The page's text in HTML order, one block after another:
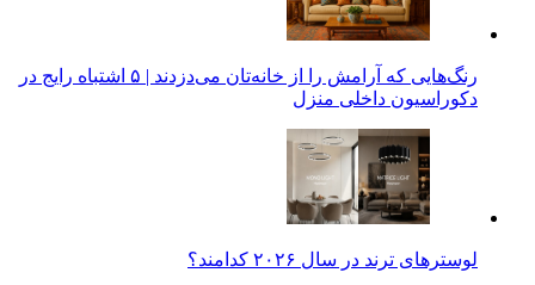
رنگ‌هایی که آرامش را از خانه‌تان می‌دزدند | ۵ اشتباه رایج در
دکوراسیون داخلی منزل
لوسترهای ترند در سال ۲۰۲۶ کدامند؟